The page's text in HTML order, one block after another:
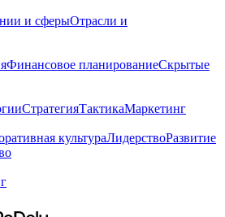
и сферыОтрасли и
Финансовое планированиеСкрытые
СтратегияТактикаМаркетинг
культураЛидерствоРазвитие